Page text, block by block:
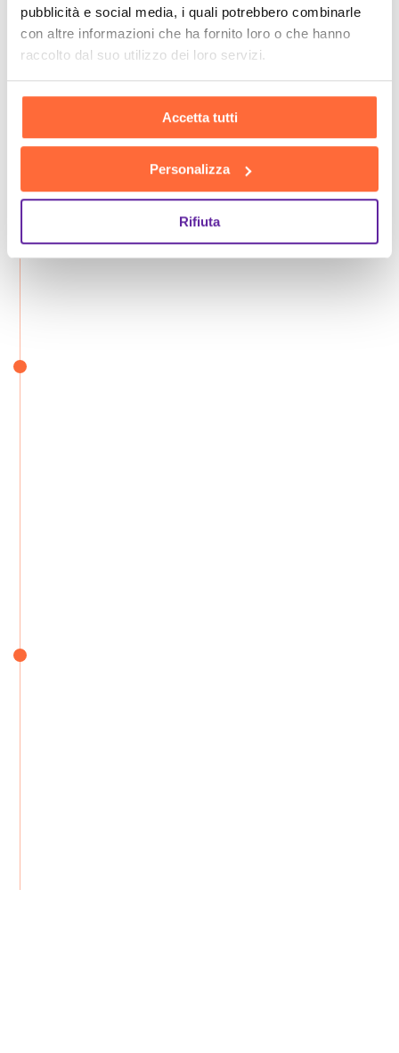
pubblicità e social media, i quali potrebbero combinarle
con altre informazioni che ha fornito loro o che hanno
raccolto dal suo utilizzo dei loro servizi.
Accetta tutti
Personalizza
Rifiuta